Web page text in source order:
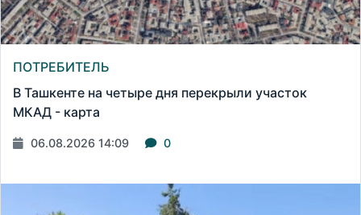
ПОТРЕБИТЕЛЬ
В Ташкенте на четыре дня перекрыли участок
МКАД - карта
06.08.2026 14:09 0